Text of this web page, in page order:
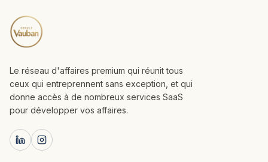
Le réseau d'affaires premium qui réunit tous
ceux qui entreprennent sans exception, et qui
donne accès à de nombreux services SaaS
pour développer vos affaires.